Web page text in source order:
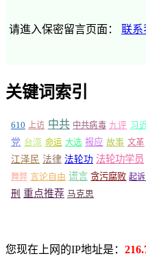
请進入保密留言页面： 联系
关键词索引
610 上访 中共 中共病毒 九评 习
党 台湾 命运 大选 报应 故事 文革
江泽民 法律 法轮功 法轮功学员
舞弊 言论自由 谎言 贪污腐败 起
刑 重点推荐 马克思
您现在上网的IP地址是：